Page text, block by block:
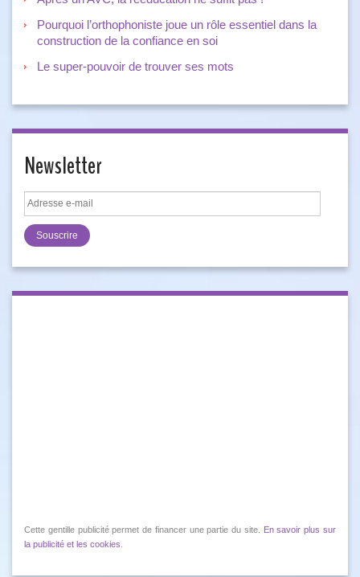
Pourquoi l’orthophoniste joue un rôle essentiel dans la
construction de la confiance en soi
Le super-pouvoir de trouver ses mots
Newsletter
Adresse
e-
mail
Cette gentille publicité permet de financer une partie du site.
En savoir plus sur
la publicité et les cookies